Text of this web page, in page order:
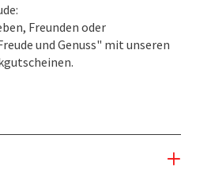
Freunden oder
und Genuss" mit unseren